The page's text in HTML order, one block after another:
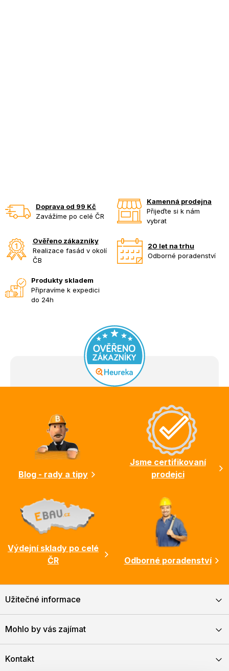
Doprava od 99 Kč
Zavážíme po celé ČR
Kamenná prodejna
Přijeďte si k nám
vybrat
Ověřeno zákazníky
Realizace fasád v okolí
ČB
20 let na trhu
Odborné poradenství
Produkty skladem
Připravíme k expedici
do 24h
Blog - rady a tipy
Jsme certifikovaní
prodejci
Výdejní sklady po celé
ČR
Odborné poradenství
Užitečné informace
Mohlo by vás zajímat
Kontakt